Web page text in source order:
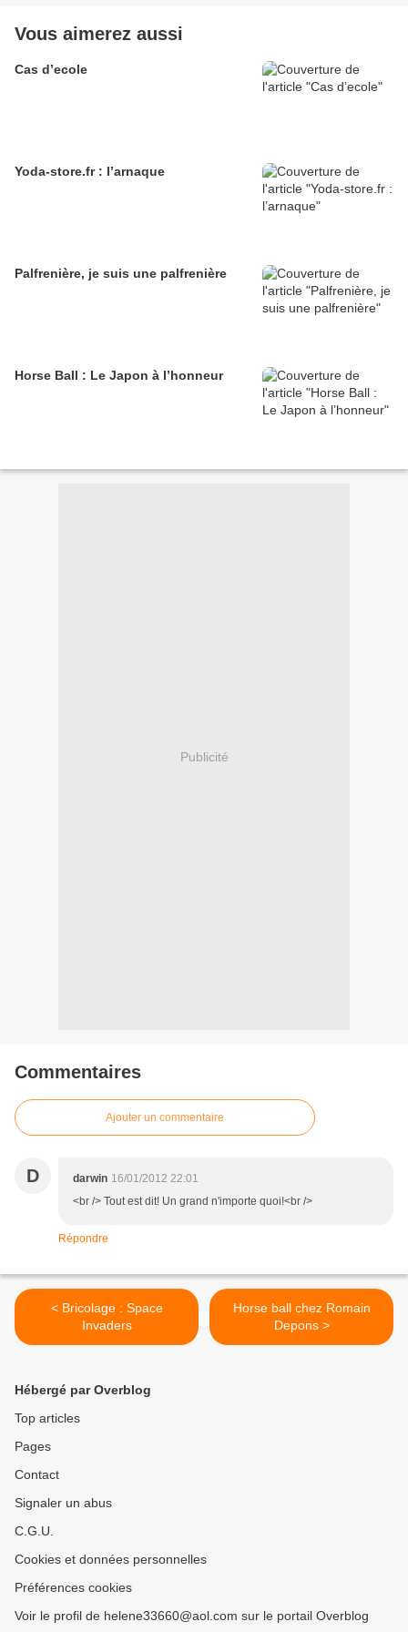
Vous aimerez aussi
Cas d’ecole
Yoda-store.fr : l’arnaque
Palfrenière, je suis une palfrenière
Horse Ball : Le Japon à l’honneur
Publicité
Commentaires
Ajouter un commentaire
D darwin 16/01/2012 22:01
<br /> Tout est dit! Un grand n'importe quoi!<br />
Répondre
< Bricolage : Space
Invaders
Horse ball chez Romain
Depons >
Hébergé par Overblog
Top articles
Pages
Contact
Signaler un abus
C.G.U.
Cookies et données personnelles
Préférences cookies
Voir le profil de helene33660@aol.com sur le portail Overblog